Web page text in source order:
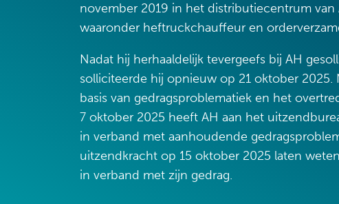
november 2019 in het distributiecentrum
waaronder heftruckchauffeur en
Nadat hij herhaaldelijk tevergeefs bij AH
solliciteerde hij opnieuw op 21 oktober
basis van gedragsproblematiek en het
7 oktober 2025 heeft AH aan het
in verband met aanhoudende
uitzendkracht op 15 oktober 2025 laten
in verband met zijn gedrag.